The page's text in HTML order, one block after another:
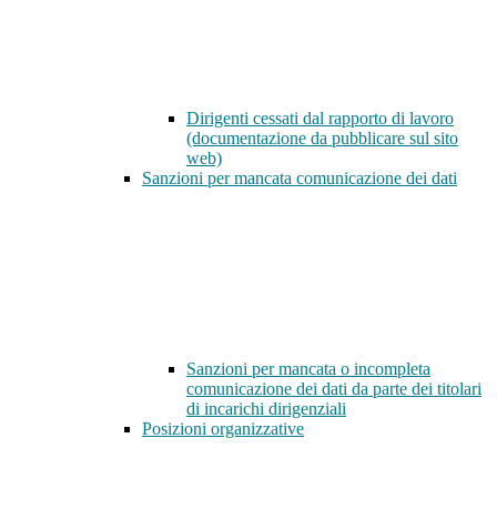
Dirigenti cessati dal rapporto di lavoro
(documentazione da pubblicare sul sito
web)
Sanzioni per mancata comunicazione dei dati
Sanzioni per mancata o incompleta
comunicazione dei dati da parte dei titolari
di incarichi dirigenziali
Posizioni organizzative